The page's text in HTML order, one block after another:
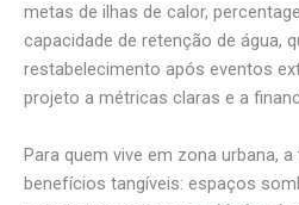
metas de ilhas de calor,
capacidade de retenção de água,
restabelecimento após eventos
projeto a métricas claras e a
Para quem vive em zona urbana,
benefícios tangíveis: espaços